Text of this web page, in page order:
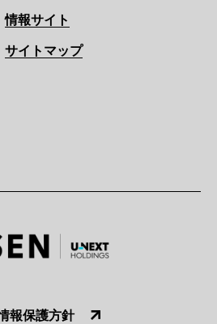
情報サイト
サイトマップ
報保護方針